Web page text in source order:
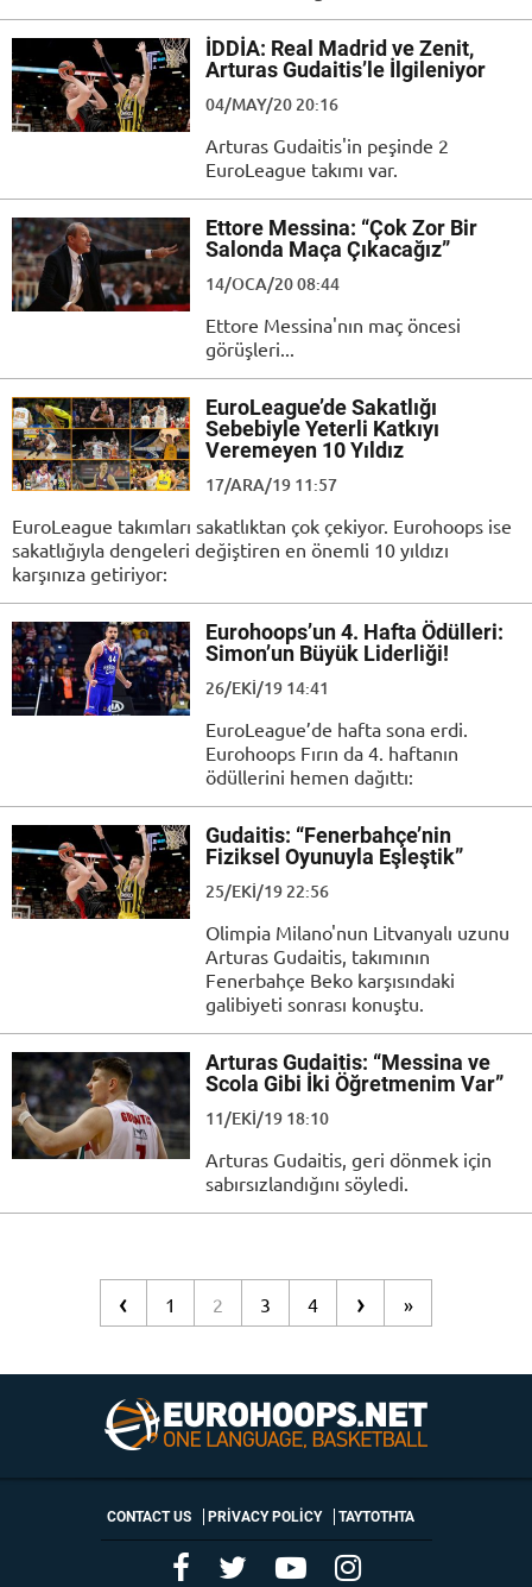
İDDİA: Real Madrid ve Zenit,
Arturas Gudaitis’le İlgileniyor
04/MAY/20 20:16
Arturas Gudaitis'in peşinde 2
EuroLeague takımı var.
Ettore Messina: “Çok Zor Bir
Salonda Maça Çıkacağız”
14/OCA/20 08:44
Ettore Messina'nın maç öncesi
görüşleri...
EuroLeague’de Sakatlığı
Sebebiyle Yeterli Katkıyı
Veremeyen 10 Yıldız
17/ARA/19 11:57
EuroLeague takımları sakatlıktan çok çekiyor. Eurohoops ise
sakatlığıyla dengeleri değiştiren en önemli 10 yıldızı
karşınıza getiriyor:
Eurohoops’un 4. Hafta Ödülleri:
Simon’un Büyük Liderliği!
26/EKI/19 14:41
EuroLeague’de hafta sona erdi.
Eurohoops Fırın da 4. haftanın
ödüllerini hemen dağıttı:
Gudaitis: “Fenerbahçe’nin
Fiziksel Oyunuyla Eşleştik”
25/EKI/19 22:56
Olimpia Milano'nun Litvanyalı uzunu
Arturas Gudaitis, takımının
Fenerbahçe Beko karşısındaki
galibiyeti sonrası konuştu.
Arturas Gudaitis: “Messina ve
Scola Gibi İki Öğretmenim Var”
11/EKI/19 18:10
Arturas Gudaitis, geri dönmek için
sabırsızlandığını söyledi.
‹ 1 2 3 4 › »
CONTACT US PRIVACY POLICY ΤΑΥΤΟΤΗΤΑ